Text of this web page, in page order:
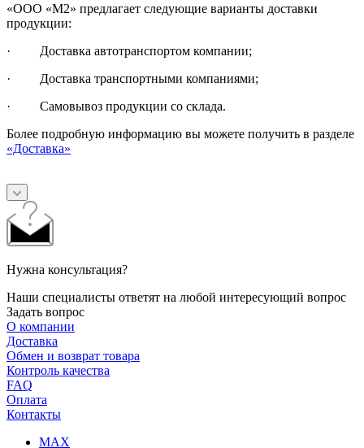
«ООО «М2» предлагает следующие варианты доставки
продукции:
· Доставка автотранспортом компании;
· Доставка транспортными компаниями;
· Самовывоз продукции со склада.
Более подробную информацию вы можете получить в разделе
«Доставка»
Нужна консультация?
Наши специалисты ответят на любой интересующий вопрос
Задать вопрос
О компании
Доставка
Обмен и возврат товара
Контроль качества
FAQ
Оплата
Контакты
MAX